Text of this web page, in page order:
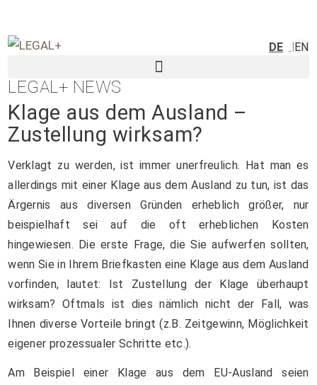
LEGAL+ NEWS
Klage aus dem Ausland –
Zustellung wirksam?
Verklagt zu werden, ist immer unerfreulich. Hat man es
allerdings mit einer Klage aus dem Ausland zu tun, ist das
Ärgernis aus diversen Gründen erheblich größer, nur
beispielhaft sei auf die oft erheblichen Kosten
hingewiesen. Die erste Frage, die Sie aufwerfen sollten,
wenn Sie in Ihrem Briefkasten eine Klage aus dem Ausland
vorfinden, lautet: Ist Zustellung der Klage überhaupt
wirksam? Oftmals ist dies nämlich nicht der Fall, was
Ihnen diverse Vorteile bringt (z.B. Zeitgewinn, Möglichkeit
eigener prozessualer Schritte etc.).
Am Beispiel einer Klage aus dem EU-Ausland seien
DE EN